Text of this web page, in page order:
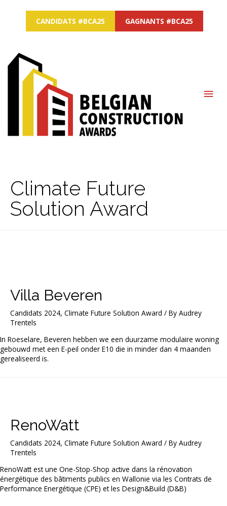
CANDIDATS #BCA25 GAGNANTS #BCA25
Climate Future
Solution Award
Villa Beveren
Candidats 2024, Climate Future Solution Award / By Audrey
Trentels
In Roeselare, Beveren hebben we een duurzame modulaire woning
gebouwd met een E-peil onder E10 die in minder dan 4 maanden
gerealiseerd is.
RenoWatt
Candidats 2024, Climate Future Solution Award / By Audrey
Trentels
RenoWatt est une One-Stop-Shop active dans la rénovation
énergétique des bâtiments publics en Wallonie via les Contrats de
Performance Energétique (CPE) et les Design&Build (D&B)